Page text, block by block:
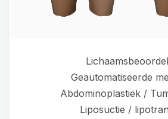
Geautomatiseerde
Abdominoplastiek /
Liposuctie /